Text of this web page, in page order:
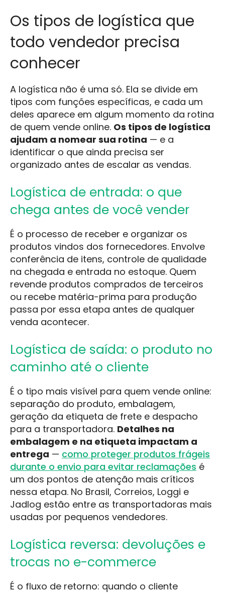
Os tipos de logística que
todo vendedor precisa
conhecer
A logística não é uma só. Ela se divide em
tipos com funções específicas, e cada um
deles aparece em algum momento da rotina
de quem vende online. Os tipos de logística
ajudam a nomear sua rotina — e a
identificar o que ainda precisa ser
organizado antes de escalar as vendas.
Logística de entrada: o que
chega antes de você vender
É o processo de receber e organizar os
produtos vindos dos fornecedores. Envolve
conferência de itens, controle de qualidade
na chegada e entrada no estoque. Quem
revende produtos comprados de terceiros
ou recebe matéria-prima para produção
passa por essa etapa antes de qualquer
venda acontecer.
Logística de saída: o produto no
caminho até o cliente
É o tipo mais visível para quem vende online:
separação do produto, embalagem,
geração da etiqueta de frete e despacho
para a transportadora. Detalhes na
embalagem e na etiqueta impactam a
entrega — como proteger produtos frágeis
durante o envio para evitar reclamações é
um dos pontos de atenção mais críticos
nessa etapa. No Brasil, Correios, Loggi e
Jadlog estão entre as transportadoras mais
usadas por pequenos vendedores.
Logística reversa: devoluções e
trocas no e-commerce
É o fluxo de retorno: quando o cliente